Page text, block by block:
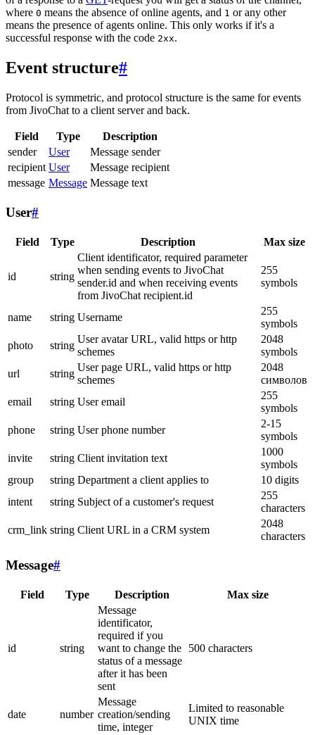
where 0 means the absence of online agents, and 1 or any other
means the presence of agents online. This only works if it's a
successful response with the code 2xx.
Event structure#
Protocol is symmetric, and protocol structure is the same for events
from JivoChat to a client server and back.
Field Type
Description
sender
User
Message sender
recipient User
Message recipient
message Message Message text
User#
Field Type Description Max size
id string
Client identificator, required parameter
when sending events to JivoChat
sender.id and when receiving events
from JivoChat recipient.id
255
symbols
name string Username
255
symbols
photo
string
User avatar URL, valid https or http
schemes
2048
symbols
url
string
User page URL, valid https or http
schemes
2048
символов
email
string User email
255
symbols
phone
string User phone number
2-15
symbols
invite
string Client invitation text
1000
symbols
group
string Department a client applies to
10 digits
intent
string Subject of a customer's request
255
characters
crm_link string Client URL in a CRM system
2048
characters
Message#
Field Type Description Max size
id string
Message
identificator,
required if you
want to change the
status of a message
after it has been
sent
500 characters
date number
Message
creation/sending
time, integer
Limited to reasonable
UNIX time